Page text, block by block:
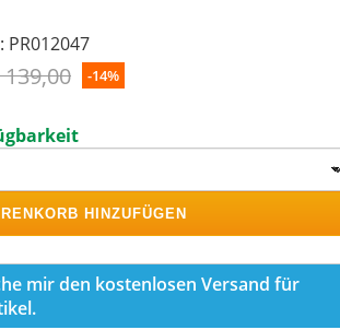
PR012047
-14%
HINZUFÜGEN
mir den kostenlosen Versand für